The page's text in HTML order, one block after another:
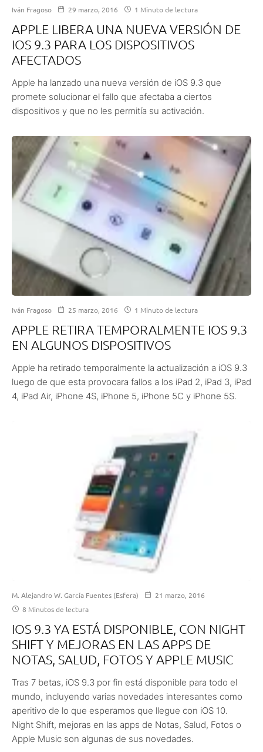
Iván Fragoso 29 marzo, 2016 1 Minuto de lectura
APPLE LIBERA UNA NUEVA VERSIÓN DE
IOS 9.3 PARA LOS DISPOSITIVOS
AFECTADOS
Apple ha lanzado una nueva versión de iOS 9.3 que
promete solucionar el fallo que afectaba a ciertos
dispositivos y que no les permitía su activación.
Iván Fragoso 25 marzo, 2016 1 Minuto de lectura
APPLE RETIRA TEMPORALMENTE IOS 9.3
EN ALGUNOS DISPOSITIVOS
Apple ha retirado temporalmente la actualización a iOS 9.3
luego de que esta provocara fallos a los iPad 2, iPad 3, iPad
4, iPad Air, iPhone 4S, iPhone 5, iPhone 5C y iPhone 5S.
M. Alejandro W. García Fuentes (Esfera)
21 marzo, 2016
8 Minutos de lectura
IOS 9.3 YA ESTÁ DISPONIBLE, CON NIGHT
SHIFT Y MEJORAS EN LAS APPS DE
NOTAS, SALUD, FOTOS Y APPLE MUSIC
Tras 7 betas, iOS 9.3 por fin está disponible para todo el
mundo, incluyendo varias novedades interesantes como
aperitivo de lo que esperamos que llegue con iOS 10.
Night Shift, mejoras en las apps de Notas, Salud, Fotos o
Apple Music son algunas de sus novedades.